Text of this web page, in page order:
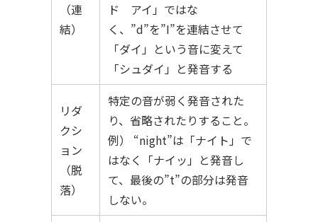
（連
結）
ド アイ」ではな
く、”d”を”I”を連結させて
「ダイ」という音に変えて
「シュダイ」と発音する
リダ
クシ
ョン
（脱
落）
特定の音が弱く発音された
り、省略されたりすること。
例） “night”は「ナイト」で
はなく「ナイッ」と発音し
て、最後の”t”の部分は発音
しない。